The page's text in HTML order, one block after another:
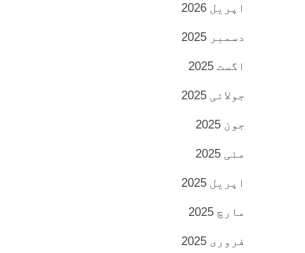
اپریل 2026
دسمبر 2025
اگست 2025
جولائی 2025
جون 2025
مئی 2025
اپریل 2025
مارچ 2025
فروری 2025